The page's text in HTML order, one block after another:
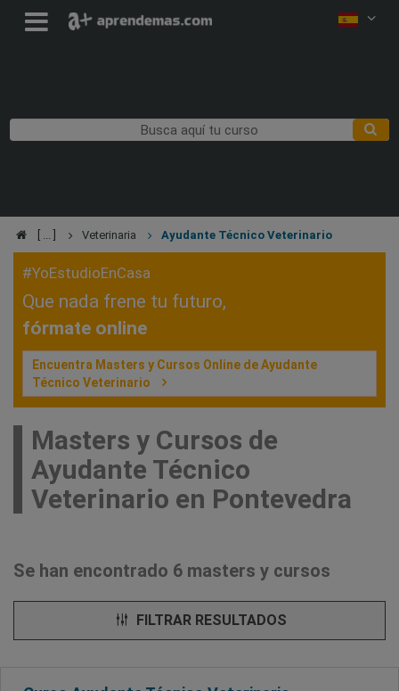
Veterinaria Ayudante Técnico Veterinario
#YoEstudioEnCasa
Que nada frene tu futuro,
fórmate online
Encuentra Masters y Cursos Online de Ayudante
Técnico Veterinario
Masters y Cursos de
Ayudante Técnico
Veterinario en Pontevedra
Se han encontrado 6 masters y cursos
FILTRAR RESULTADOS